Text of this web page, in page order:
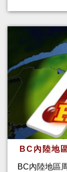
BC內陸地
BC內陸地區